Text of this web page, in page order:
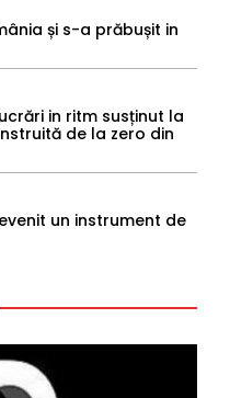
și s-a prăbușit in
in ritm susținut la
de la zero din
un instrument de